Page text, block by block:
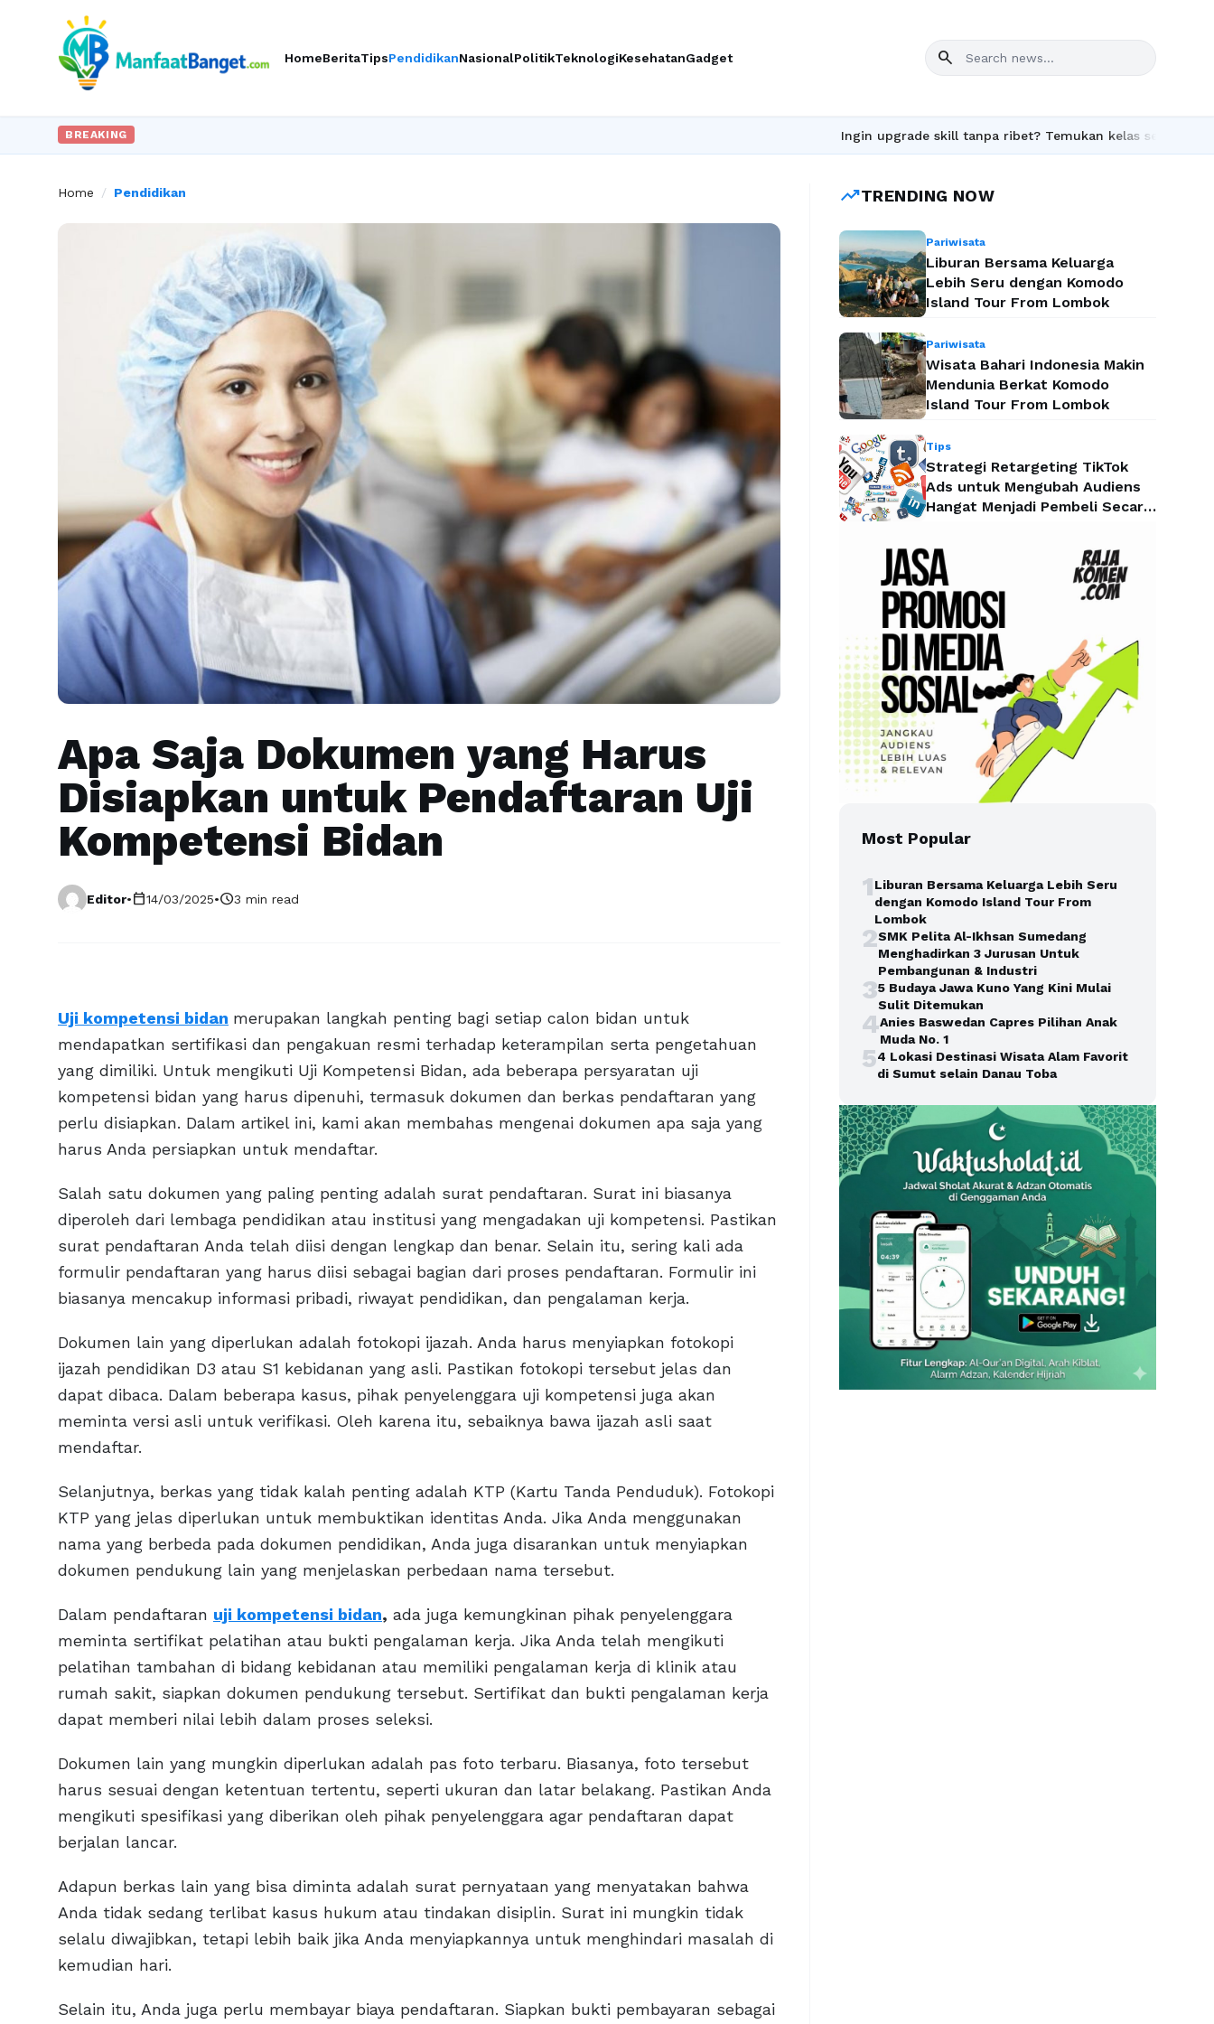
HomeBeritaTipsPendidikanNasionalPolitikTeknologiKesehatanGadget search
BREAKING Ingin upgrade skill tanpa ribet? Temukan kelas seru dan materi
Home / Pendidikan
Apa Saja Dokumen yang Harus
Disiapkan untuk Pendaftaran Uji
Kompetensi Bidan
Editor•calendar_today14/03/2025•schedule3 min read
Uji kompetensi bidan merupakan langkah penting bagi setiap calon bidan untuk
mendapatkan sertifikasi dan pengakuan resmi terhadap keterampilan serta pengetahuan
yang dimiliki. Untuk mengikuti Uji Kompetensi Bidan, ada beberapa persyaratan uji
kompetensi bidan yang harus dipenuhi, termasuk dokumen dan berkas pendaftaran yang
perlu disiapkan. Dalam artikel ini, kami akan membahas mengenai dokumen apa saja yang
harus Anda persiapkan untuk mendaftar.
Salah satu dokumen yang paling penting adalah surat pendaftaran. Surat ini biasanya
diperoleh dari lembaga pendidikan atau institusi yang mengadakan uji kompetensi. Pastikan
surat pendaftaran Anda telah diisi dengan lengkap dan benar. Selain itu, sering kali ada
formulir pendaftaran yang harus diisi sebagai bagian dari proses pendaftaran. Formulir ini
biasanya mencakup informasi pribadi, riwayat pendidikan, dan pengalaman kerja.
Dokumen lain yang diperlukan adalah fotokopi ijazah. Anda harus menyiapkan fotokopi
ijazah pendidikan D3 atau S1 kebidanan yang asli. Pastikan fotokopi tersebut jelas dan
dapat dibaca. Dalam beberapa kasus, pihak penyelenggara uji kompetensi juga akan
meminta versi asli untuk verifikasi. Oleh karena itu, sebaiknya bawa ijazah asli saat
mendaftar.
Selanjutnya, berkas yang tidak kalah penting adalah KTP (Kartu Tanda Penduduk). Fotokopi
KTP yang jelas diperlukan untuk membuktikan identitas Anda. Jika Anda menggunakan
nama yang berbeda pada dokumen pendidikan, Anda juga disarankan untuk menyiapkan
dokumen pendukung lain yang menjelaskan perbedaan nama tersebut.
Dalam pendaftaran uji kompetensi bidan, ada juga kemungkinan pihak penyelenggara
meminta sertifikat pelatihan atau bukti pengalaman kerja. Jika Anda telah mengikuti
pelatihan tambahan di bidang kebidanan atau memiliki pengalaman kerja di klinik atau
rumah sakit, siapkan dokumen pendukung tersebut. Sertifikat dan bukti pengalaman kerja
dapat memberi nilai lebih dalam proses seleksi.
Dokumen lain yang mungkin diperlukan adalah pas foto terbaru. Biasanya, foto tersebut
harus sesuai dengan ketentuan tertentu, seperti ukuran dan latar belakang. Pastikan Anda
mengikuti spesifikasi yang diberikan oleh pihak penyelenggara agar pendaftaran dapat
berjalan lancar.
Adapun berkas lain yang bisa diminta adalah surat pernyataan yang menyatakan bahwa
Anda tidak sedang terlibat kasus hukum atau tindakan disiplin. Surat ini mungkin tidak
selalu diwajibkan, tetapi lebih baik jika Anda menyiapkannya untuk menghindari masalah di
kemudian hari.
Selain itu, Anda juga perlu membayar biaya pendaftaran. Siapkan bukti pembayaran sebagai
trending_upTRENDING NOW
Pariwisata
Liburan Bersama Keluarga
Lebih Seru dengan Komodo
Island Tour From Lombok
Pariwisata
Wisata Bahari Indonesia Makin
Mendunia Berkat Komodo
Island Tour From Lombok
Tips
Strategi Retargeting TikTok
Ads untuk Mengubah Audiens
Hangat Menjadi Pembeli Secara
Most Popular
1Liburan Bersama Keluarga Lebih Seru
dengan Komodo Island Tour From
Lombok
2SMK Pelita Al-Ikhsan Sumedang
Menghadirkan 3 Jurusan Untuk
Pembangunan & Industri
35 Budaya Jawa Kuno Yang Kini Mulai
Sulit Ditemukan
4Anies Baswedan Capres Pilihan Anak
Muda No. 1
54 Lokasi Destinasi Wisata Alam Favorit
di Sumut selain Danau Toba